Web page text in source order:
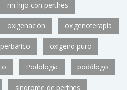
mi hijo con perthes
oxigenación oxigenoterapia
oxígeno puro
Podología podólogo
síndrome de perthes